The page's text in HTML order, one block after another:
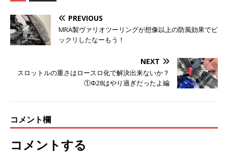
PREVIOUS
MRA製ヴァリオツーリングが想像以上の防風効果でビ
ックリしたなーもう！
NEXT
スロットルの重さはロースロ化で解決出来ないか？
①Φ28はやり過ぎだったよ編
コメント欄
コメントする